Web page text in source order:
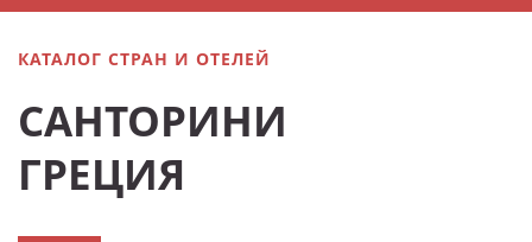
КАТАЛОГ СТРАН И ОТЕЛЕЙ
САНТОРИНИ
ГРЕЦИЯ